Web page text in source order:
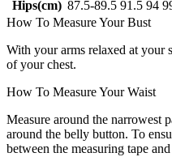
Hips(cm) 87.5-89.5 91.5 94
How To Measure Your Bust
With your arms relaxed at your
of your chest.
How To Measure Your Waist
Measure around the narrowest
around the belly button. To
between the measuring tape